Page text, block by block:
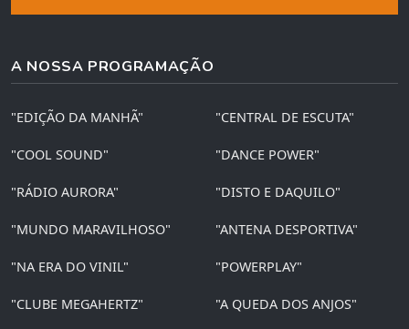
A NOSSA PROGRAMAÇÃO
"EDIÇÃO DA MANHÃ" "CENTRAL DE ESCUTA"
"COOL SOUND" "DANCE POWER"
"RÁDIO AURORA" "DISTO E DAQUILO"
"MUNDO MARAVILHOSO" "ANTENA DESPORTIVA"
"NA ERA DO VINIL" "POWERPLAY"
"CLUBE MEGAHERTZ" "A QUEDA DOS ANJOS"